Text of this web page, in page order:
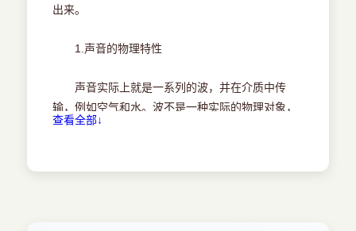
1.9.4 市场很大，开发人员很少
第2章 从android sdk开始
2.1.1 安装jdk
2.1.2 安装android sdk
2.1.3 安装eclipse
出来。
1.声音的物理特性
声音实际上就是一系列的波，并在介质中传
输，例如空气和水。波不是一种实际的物理对象，
而是介质内的分子运动。考虑你扔一块石头到小池
查看全部↓